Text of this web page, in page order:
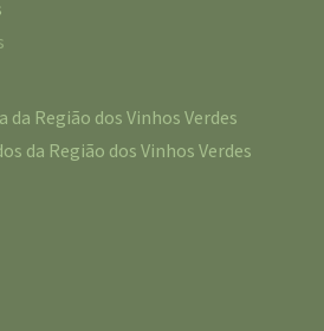
Região dos Vinhos Verdes
da Região dos Vinhos Verdes